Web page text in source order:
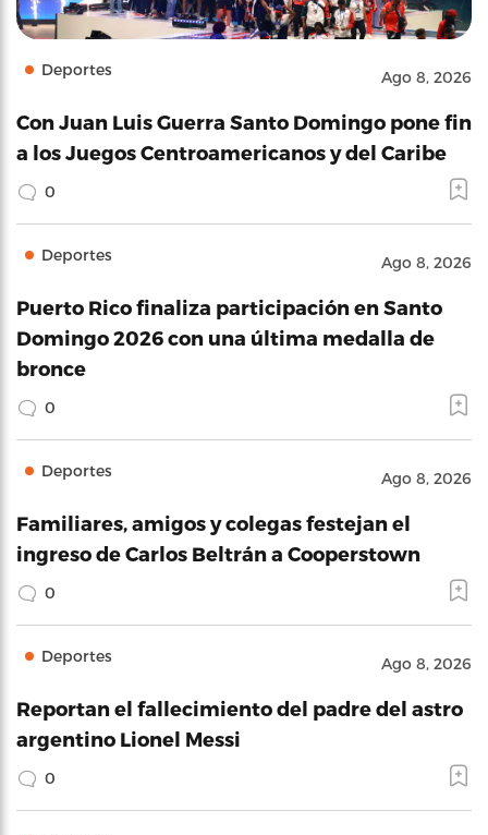
Deportes Ago 8, 2026
Con Juan Luis Guerra Santo Domingo pone fin
a los Juegos Centroamericanos y del Caribe
0
Deportes Ago 8, 2026
Puerto Rico finaliza participación en Santo
Domingo 2026 con una última medalla de
bronce
0
Deportes Ago 8, 2026
Familiares, amigos y colegas festejan el
ingreso de Carlos Beltrán a Cooperstown
0
Deportes Ago 8, 2026
Reportan el fallecimiento del padre del astro
argentino Lionel Messi
0